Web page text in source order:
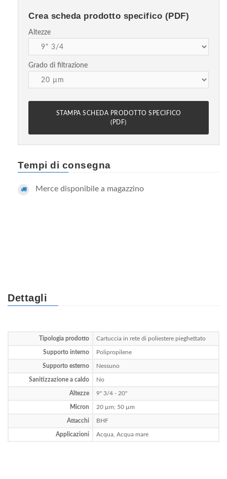
Crea scheda prodotto specifico (PDF)
Altezze
Grado di filtrazione
STAMPA SCHEDA PRODOTTO SPECIFICO
(PDF)
Tempi di consegna
Merce disponibile a magazzino
Dettagli
Tipologia prodotto Cartuccia in rete di poliestere pieghettato
Supporto interno Polipropilene
Supporto esterno Nessuno
Sanitizzazione a caldo No
Altezze 9" 3/4 - 20"
Micron 20 µm; 50 µm
Attacchi BHF
Applicazioni Acqua, Acqua mare